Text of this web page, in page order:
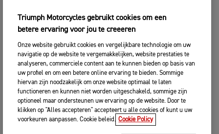
Triumph Motorcycles gebruikt cookies om een
betere ervaring voor jou te creeeren
Onze website gebruikt cookies en vergelijkbare technologie om uw
navigatie op de website te vergemakkelijken, website prestaties te
analyseren, commerciele content aan te kunnen bieden op basis van
uw profiel en om een betere online ervaring te bieden. Sommige
hiervan zijn noodzakelijk om onze website optimaal te laten
functioneren en kunnen niet worden uitgeschakeld, sommige zijn
optioneel maar ondersteunen uw ervaring op de website. Door te
klikken op "Alles accepteren" accepteert u alle cookies of kunt u uw
voorkeuren aanpassen. Cookie beleid. Cookie Policy